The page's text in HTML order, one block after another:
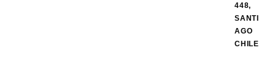
448,
SANTI
AGO
CHILE